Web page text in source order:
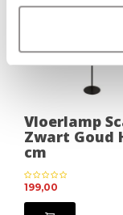
Vloerlamp
Zwart Goud
cm
199,00